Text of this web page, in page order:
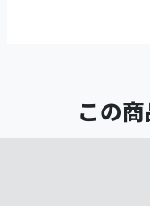
この